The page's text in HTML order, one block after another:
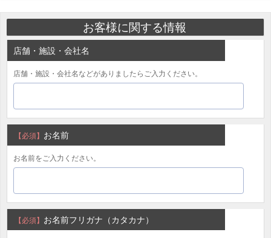
お客様に関する情報
店舗・施設・会社名
店舗・施設・会社名などがありましたらご入力ください。
【必須】 お名前
お名前をご入力ください。
【必須】 お名前フリガナ（カタカナ）